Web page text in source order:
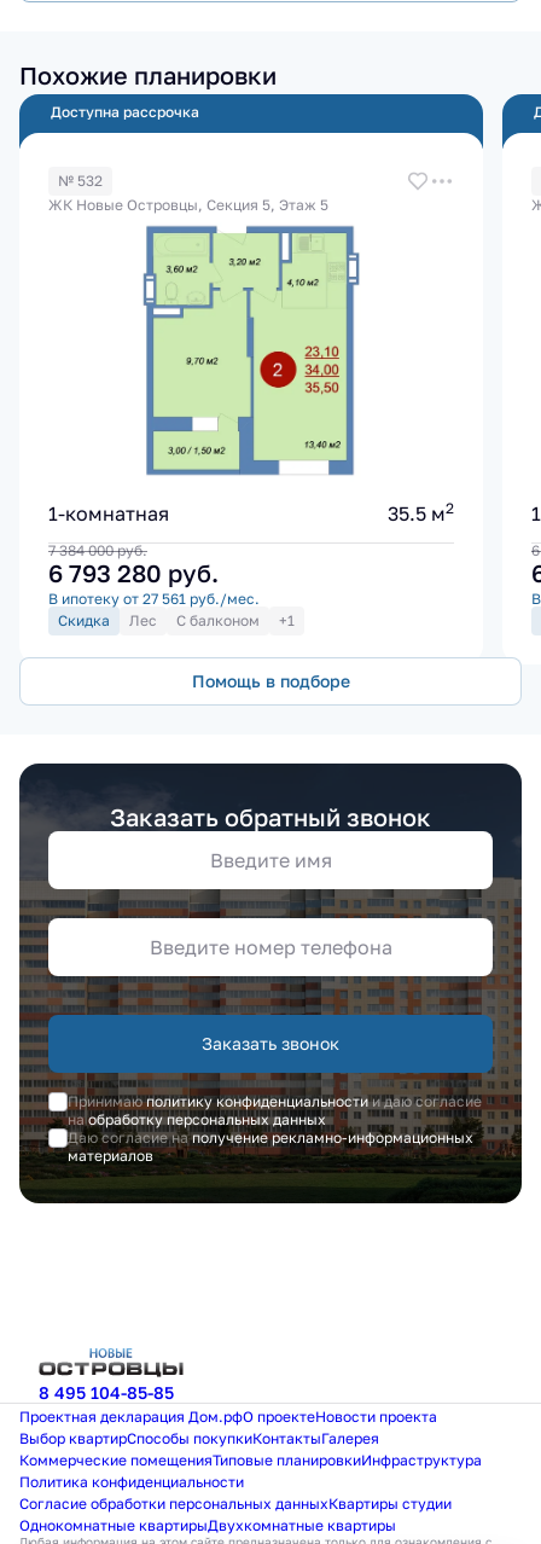
Похожие планировки
Доступна рассрочка
№ 532
ЖК Новые Островцы, Секция 5, Этаж 5
1-комнатная 35.5 м2
7 384 000руб.
6 793 280 руб.
В ипотеку от 27 561 руб./мес.
Скидка
Лес С балконом +1
Помощь в подборе
Заказать обратный звонок
Заказать звонок
Принимаюполитику конфиденциальностии даю согласие
наобработку персональных данных
Даю согласие наполучение рекламно-информационных
материалов
8 495 104-85-85
Проектная декларация Дом.рфО проектеНовости проекта
Выбор квартирСпособы покупкиКонтактыГалерея
Коммерческие помещенияТиповые планировкиИнфраструктура
Политика конфиденциальности
Согласие обработки персональных данныхКвартиры студии
Однокомнатные квартирыДвухкомнатные квартиры